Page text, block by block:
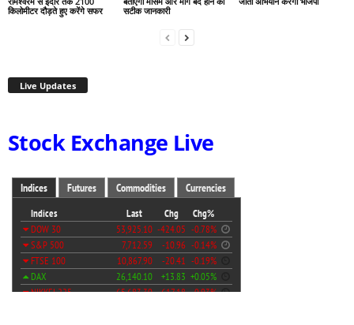
किलोमीटर दौड़ते हुए करेंगे सफर
सटीक जानकारी
Live Updates
Stock Exchange Live